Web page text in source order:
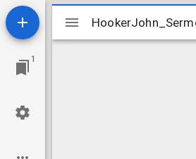
1
Mirador
viewer